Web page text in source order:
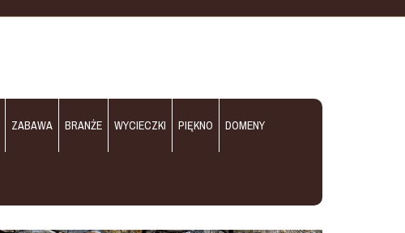
ZABAWA BRANŻE WYCIECZKI PIĘKNO DOMENY